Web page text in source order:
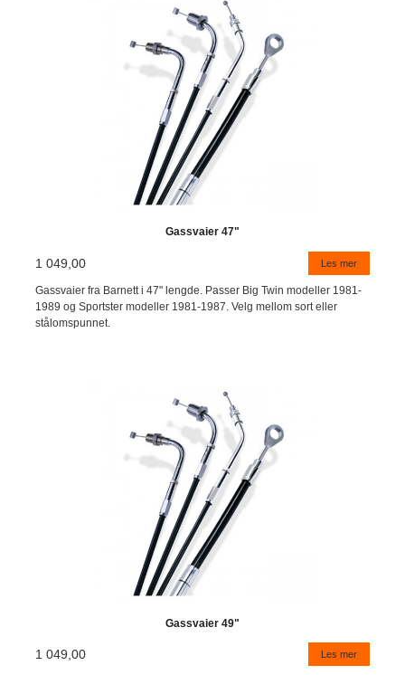
Gassvaier 47"
1 049,00 Les mer
Gassvaier fra Barnett i 47" lengde. Passer Big Twin modeller 1981-
1989 og Sportster modeller 1981-1987. Velg mellom sort eller
stålomspunnet.
Gassvaier 49"
1 049,00 Les mer